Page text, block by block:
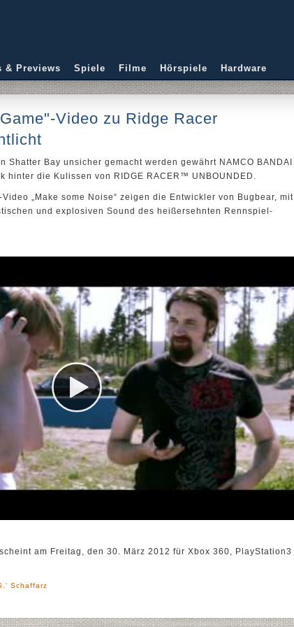
& Previews Spiele Filme Hörspiele Hardware
Video zu Ridge Racer
Shatter Bay unsicher gemacht werden gewährt NAMCO BANDAI
hinter die Kulissen von RIDGE RACER™ UNBOUNDED.
Video „Make some Noise“ zeigen die Entwickler von Bugbear, mit
und explosiven Sound des heißersehnten Rennspiel-
am Freitag, den 30. März 2012 für Xbox 360, PlayStation3
Schaffarz